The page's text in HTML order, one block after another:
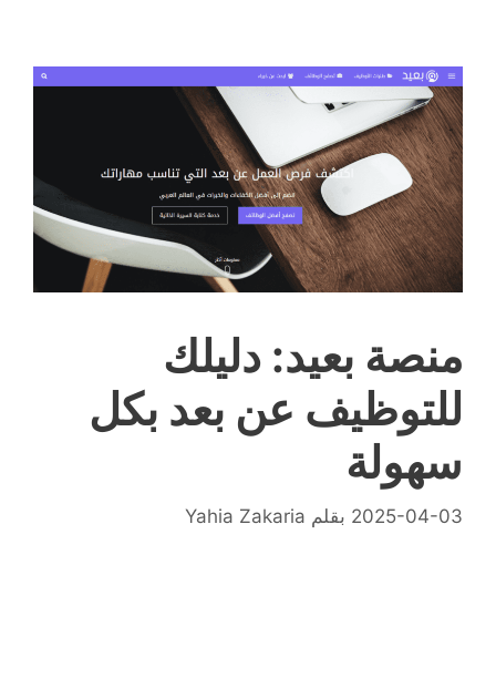
منصة بعيد: دليلك
للتوظيف عن بعد بكل
سهولة
2025-04-03 بقلم Yahia Zakaria